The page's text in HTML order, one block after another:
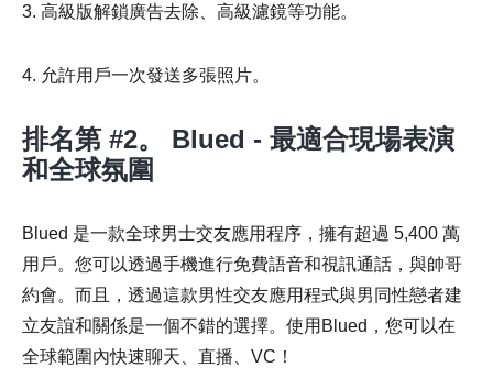
3. 高級版解鎖廣告去除、高級濾鏡等功能。
4. 允許用戶一次發送多張照片。
排名第 #2。 Blued - 最適合現場表演
和全球氛圍
Blued 是一款全球男士交友應用程序，擁有超過 5,400 萬
用戶。您可以透過手機進行免費語音和視訊通話，與帥哥
約會。而且，透過這款男性交友應用程式與男同性戀者建
立友誼和關係是一個不錯的選擇。使用Blued，您可以在
全球範圍內快速聊天、直播、VC！